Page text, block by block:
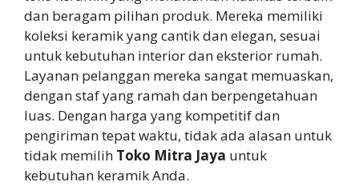
dan beragam pilihan produk. Mereka memiliki
koleksi keramik yang cantik dan elegan, sesuai
untuk kebutuhan interior dan eksterior rumah.
Layanan pelanggan mereka sangat memuaskan,
dengan staf yang ramah dan berpengetahuan
luas. Dengan harga yang kompetitif dan
pengiriman tepat waktu, tidak ada alasan untuk
tidak memilih Toko Mitra Jaya untuk
kebutuhan keramik Anda.